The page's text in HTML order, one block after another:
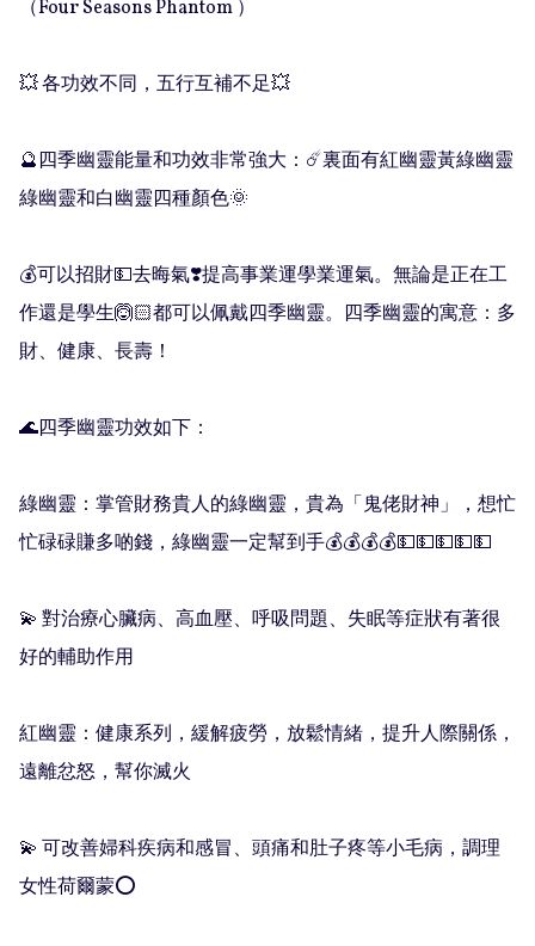
（Four Seasons Phantom ）
💥 各功效不同，五行互補不足💥
🔮四季幽靈能量和功效非常強大：☄️裏面有紅幽靈黃綠幽靈
綠幽靈和白幽靈四種顏色🌞
💰可以招財💵去晦氣❣️提高事業運學業運氣。無論是正在工
作還是學生🙆🏻都可以佩戴四季幽靈。四季幽靈的寓意：多
財、健康、長壽！
🌊四季幽靈功效如下：
綠幽靈：掌管財務貴人的綠幽靈，貴為「鬼佬財神」，想忙
忙碌碌賺多啲錢，綠幽靈一定幫到手💰💰💰💰💵💵💵💵💵
💫 對治療心臟病、高血壓、呼吸問題、失眠等症狀有著很
好的輔助作用
紅幽靈：健康系列，緩解疲勞，放鬆情緒，提升人際關係，
遠離忿怒，幫你滅火
💫 可改善婦科疾病和感冒、頭痛和肚子疼等小毛病，調理
女性荷爾蒙⭕️